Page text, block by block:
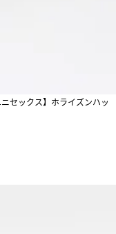
セックス】ホライズンハッ